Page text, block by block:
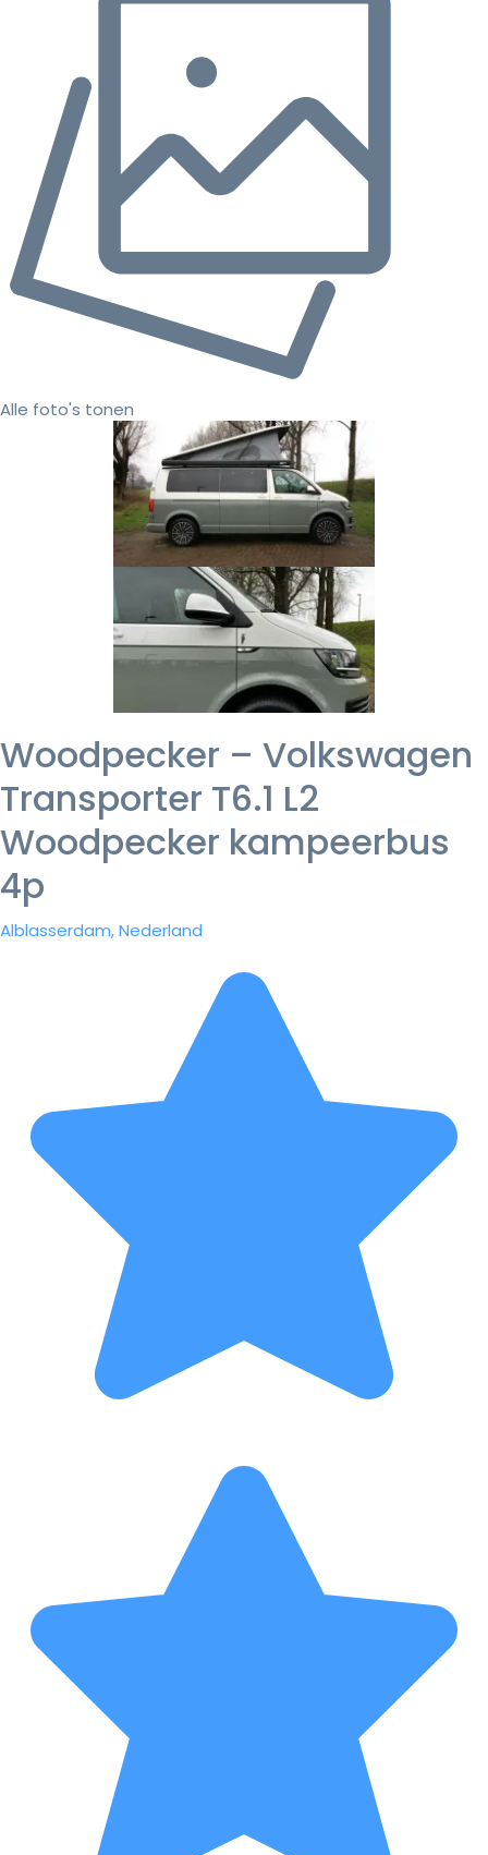
Alle foto's tonen
Woodpecker – Volkswagen
Transporter T6.1 L2
Woodpecker kampeerbus
4p
Alblasserdam, Nederland